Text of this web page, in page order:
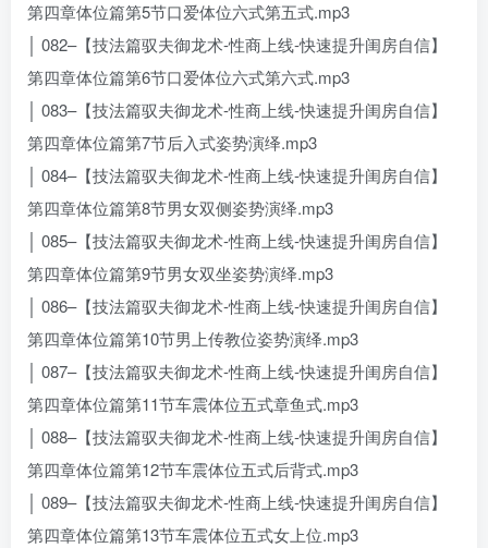
第四章体位篇第5节口爱体位六式第五式.mp3
│ 082–【技法篇驭夫御龙术-性商上线-快速提升闺房自信】
第四章体位篇第6节口爱体位六式第六式.mp3
│ 083–【技法篇驭夫御龙术-性商上线-快速提升闺房自信】
第四章体位篇第7节后入式姿势演绎.mp3
│ 084–【技法篇驭夫御龙术-性商上线-快速提升闺房自信】
第四章体位篇第8节男女双侧姿势演绎.mp3
│ 085–【技法篇驭夫御龙术-性商上线-快速提升闺房自信】
第四章体位篇第9节男女双坐姿势演绎.mp3
│ 086–【技法篇驭夫御龙术-性商上线-快速提升闺房自信】
第四章体位篇第10节男上传教位姿势演绎.mp3
│ 087–【技法篇驭夫御龙术-性商上线-快速提升闺房自信】
第四章体位篇第11节车震体位五式章鱼式.mp3
│ 088–【技法篇驭夫御龙术-性商上线-快速提升闺房自信】
第四章体位篇第12节车震体位五式后背式.mp3
│ 089–【技法篇驭夫御龙术-性商上线-快速提升闺房自信】
第四章体位篇第13节车震体位五式女上位.mp3